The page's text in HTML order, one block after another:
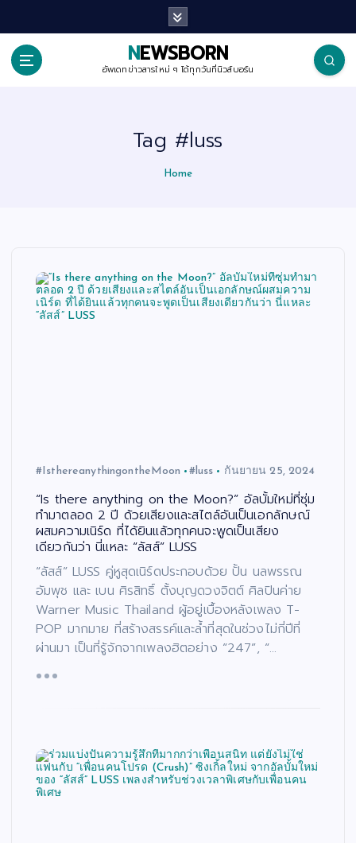
i
NEWSBORN
อัพเดทข่าวสารใหม่ ๆ ได้ทุกวันที่นิวส์บอร์น
Tag #luss
Home
#IsthereanythingontheMoon #luss กันยายน 25, 2024
“Is there anything on the Moon?” อัลบั้มใหม่ที่ซุ่ม
ทำมาตลอด 2 ปี ด้วยเสียงและสไตล์อันเป็นเอกลักษณ์
ผสมความเนิร์ด ที่ได้ยินแล้วทุกคนจะพูดเป็นเสียง
เดียวกันว่า นี่แหละ “ลัสส์” LUSS
“ลัสส์” LUSS คู่หูสุดเนิร์ดประกอบด้วย ปั้น นลพรรณ
อัมพุช และ เบน ศิรสิทธิ์ ตั้งบุญดวงจิตต์ ศิลปินค่าย
Warner Music Thailand ผู้อยู่เบื้องหลังเพลง T-
POP มากมาย ที่สร้างสรรค์และล้ำที่สุดในช่วงไม่กี่ปีที่
ผ่านมา เป็นที่รู้จักจากเพลงฮิตอย่าง “247”, “…